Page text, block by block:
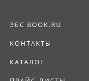
ЭБС BOOK.RU
КОНТАКТЫ
КАТАЛОГ